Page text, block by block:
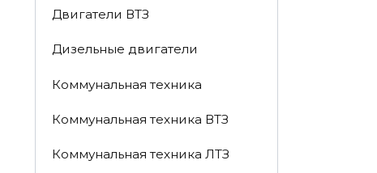
Двигатели ВТЗ
Дизельные двигатели
Коммунальная техника
Коммунальная техника ВТЗ
Коммунальная техника ЛТЗ